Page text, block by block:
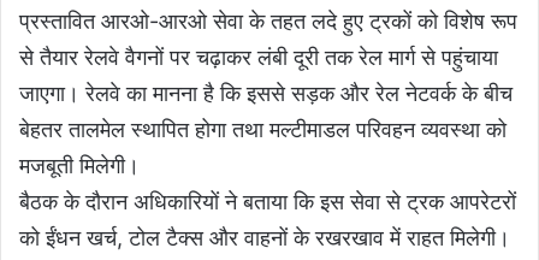
प्रस्तावित आरओ-आरओ सेवा के तहत लदे हुए ट्रकों को विशेष रूप
से तैयार रेलवे वैगनों पर चढ़ाकर लंबी दूरी तक रेल मार्ग से पहुंचाया
जाएगा। रेलवे का मानना है कि इससे सड़क और रेल नेटवर्क के बीच
बेहतर तालमेल स्थापित होगा तथा मल्टीमाडल परिवहन व्यवस्था को
मजबूती मिलेगी।
बैठक के दौरान अधिकारियों ने बताया कि इस सेवा से ट्रक आपरेटरों
को ईंधन खर्च, टोल टैक्स और वाहनों के रखरखाव में राहत मिलेगी।